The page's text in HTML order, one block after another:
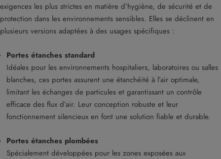
exigences les plus strictes en matière d’hygiène, de sécurité et de
protection dans les environnements sensibles. Elles se déclinent en
plusieurs versions adaptées à des usages spécifiques :
Portes étanches standard
Idéales pour les environnements hospitaliers, laboratoires ou salles
blanches, ces portes assurent une étanchéité à l’air optimale,
limitant les échanges de particules et garantissant un contrôle
efficace des flux d’air. Leur conception robuste et leur
fonctionnement silencieux en font une solution fiable et durable.
Portes étanches plombées
Spécialement développées pour les zones exposées aux